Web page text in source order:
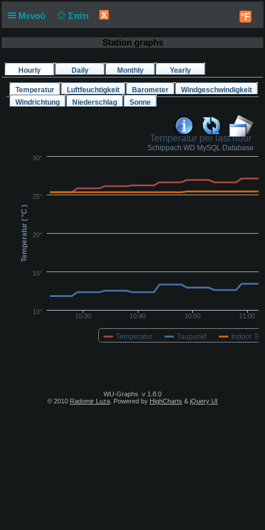
Μενού Σπίτι X °F
Station graphs
Hourly Daily Monthly Yearly
Temperatur Luftfeuchtigkeit Barometer
Windgeschwindigkeit
Windrichtung
Niederschlag Sonne
WU-Graphs v 1.8.0
© 2010 Radomir Luza . Powered by HighCharts & jQuery UI